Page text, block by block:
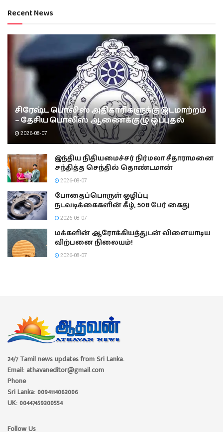
Recent News
சிரேஷ்ட பொலிஸ் அதிகாரிகளுக்கு இடமாற்றம்
– தேசிய பொலிஸ் ஆணைக்குழு ஒப்புதல்
2026-08-07
இந்திய நிதியமைச்சர் நிர்மலா சீதாராமனை
சந்தித்த செந்தில் தொண்டமான்
2026-08-07
போதைப்பொருள் ஒழிப்பு
நடவடிக்கைகளின் கீழ், 508 பேர் கைது
2026-08-07
மக்களின் ஆரோக்கியத்துடன் விளையாடிய
விற்பனை நிலையம்!
2026-08-07
24/7 Tamil news updates from Sri Lanka.
Email: athavaneditor@gmail.com
Phone
Sri Lanka: 0094114063006
UK: 00447459300554
Follow Us